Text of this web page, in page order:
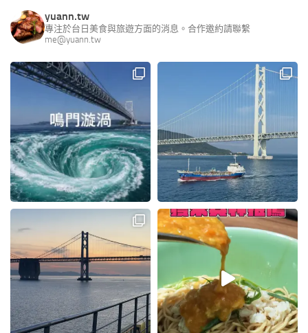
yuann.tw
專注於台日美食與旅遊方面的消息。合作邀約請聯繫
me@yuann.tw